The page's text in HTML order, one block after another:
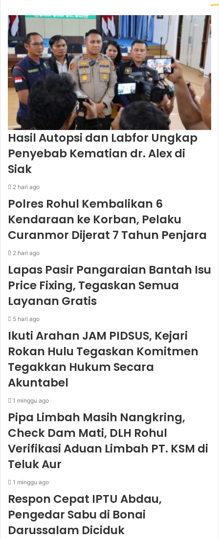
Hasil Autopsi dan Labfor Ungkap
Penyebab Kematian dr. Alex di
Siak
2 hari ago
Polres Rohul Kembalikan 6
Kendaraan ke Korban, Pelaku
Curanmor Dijerat 7 Tahun Penjara
2 hari ago
Lapas Pasir Pangaraian Bantah Isu
Price Fixing, Tegaskan Semua
Layanan Gratis
5 hari ago
Ikuti Arahan JAM PIDSUS, Kejari
Rokan Hulu Tegaskan Komitmen
Tegakkan Hukum Secara
Akuntabel
1 minggu ago
Pipa Limbah Masih Nangkring,
Check Dam Mati, DLH Rohul
Verifikasi Aduan Limbah PT. KSM di
Teluk Aur
1 minggu ago
Respon Cepat IPTU Abdau,
Pengedar Sabu di Bonai
Darussalam Diciduk